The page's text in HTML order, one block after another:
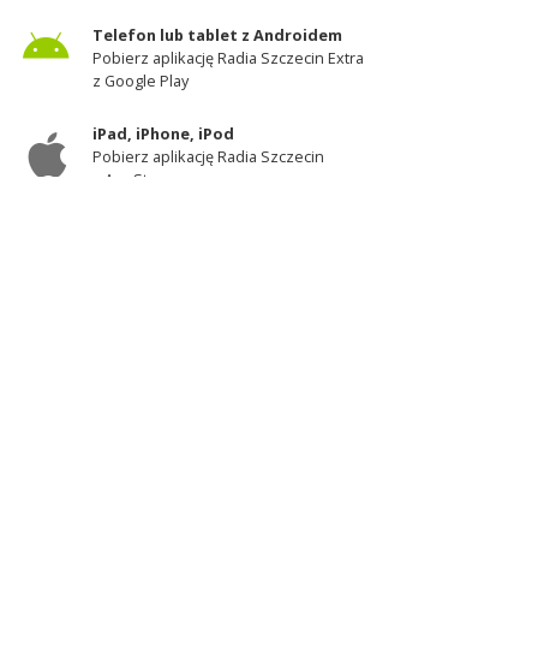
Telefon lub tablet z Androidem
Pobierz aplikację Radia Szczecin Extra
z Google Play
iPad, iPhone, iPod
Pobierz aplikację Radia Szczecin
z AppStore